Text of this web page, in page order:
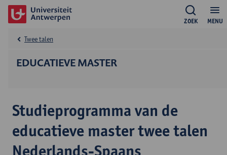
MENU
ZOEK
EDUCATIEVE MASTER
Twee talen
Studieprogramma van de
educatieve master twee talen
Nederlands-Spaans